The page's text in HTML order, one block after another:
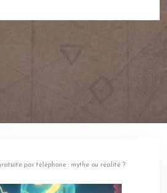
par téléphone : mythe ou réalité ?